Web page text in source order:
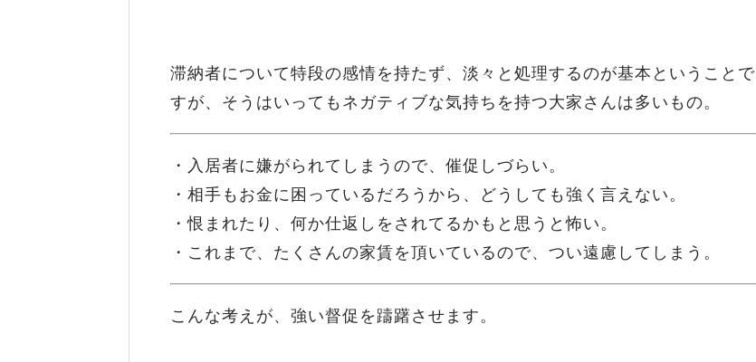
滞納者について特段の感情を持たず、淡々と処理するのが基本ということで
すが、そうはいってもネガティブな気持ちを持つ大家さんは多いもの。
・入居者に嫌がられてしまうので、催促しづらい。
・相手もお金に困っているだろうから、どうしても強く言えない。
・恨まれたり、何か仕返しをされてるかもと思うと怖い。
・これまで、たくさんの家賃を頂いているので、つい遠慮してしまう。
こんな考えが、強い督促を躊躇させます。